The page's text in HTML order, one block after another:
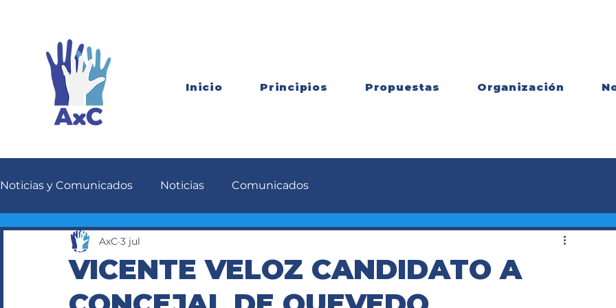
Inicio Principios Propuestas Organización
Noticias y Comunicados Noticias Comunicados
VICENTE VELOZ CANDIDATO A
AxC 3 jul